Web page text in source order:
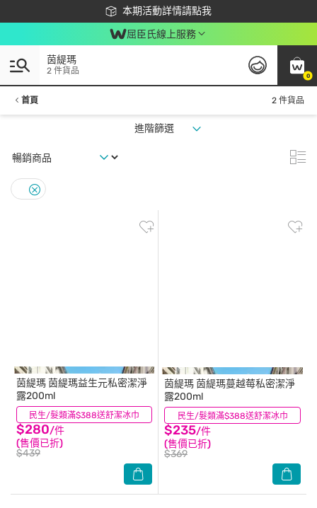
本期活動詳情請點我
下載app最高回饋$350
屈臣氏線上服務
0
茵緹瑪
2 件貨品
首頁 2 件貨品
進階篩選
民生/髮類滿$388送舒潔冰巾
茵緹瑪茵緹瑪益生元私密潔淨
露200ml
$280/件
(售價已折)
$439
(0) 民生/髮類滿$388送舒潔冰巾
茵緹瑪茵緹瑪蔓越莓私密潔淨
露200ml
$235/件
(售價已折)
$369
(0)